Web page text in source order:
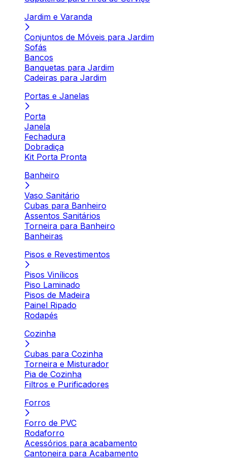
Jardim e Varanda
Conjuntos de Móveis para Jardim
Sofás
Bancos
Banquetas para Jardim
Cadeiras para Jardim
Portas e Janelas
Porta
Janela
Fechadura
Dobradiça
Kit Porta Pronta
Banheiro
Vaso Sanitário
Cubas para Banheiro
Assentos Sanitários
Torneira para Banheiro
Banheiras
Pisos e Revestimentos
Pisos Vinílicos
Piso Laminado
Pisos de Madeira
Painel Ripado
Rodapés
Cozinha
Cubas para Cozinha
Torneira e Misturador
Pia de Cozinha
Filtros e Purificadores
Forros
Forro de PVC
Rodaforro
Acessórios para acabamento
Cantoneira para Acabamento